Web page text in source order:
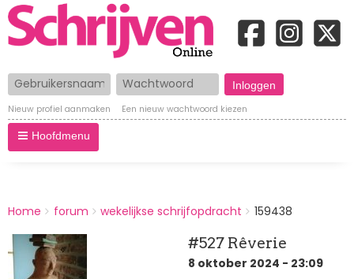
Gebruikersnaam Wachtwoord
Nieuw profiel aanmaken Een nieuw wachtwoord kiezen
Hoofdmenu
BREADCRUMBS
You
here:
Home forum wekelijkse schrijfopdracht 159438
#527 Rêverie
8 oktober 2024 - 23:09